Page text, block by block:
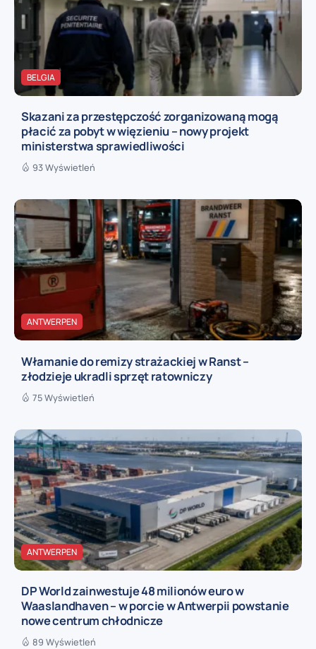
BELGIA
Skazani za przestępczość zorganizowaną mogą
płacić za pobyt w więzieniu – nowy projekt
ministerstwa sprawiedliwości
93 Wyświetleń
ANTWERPEN
Włamanie do remizy strażackiej w Ranst –
złodzieje ukradli sprzęt ratowniczy
75 Wyświetleń
ANTWERPEN
DP World zainwestuje 48 milionów euro w
Waaslandhaven – w porcie w Antwerpii powstanie
nowe centrum chłodnicze
89 Wyświetleń